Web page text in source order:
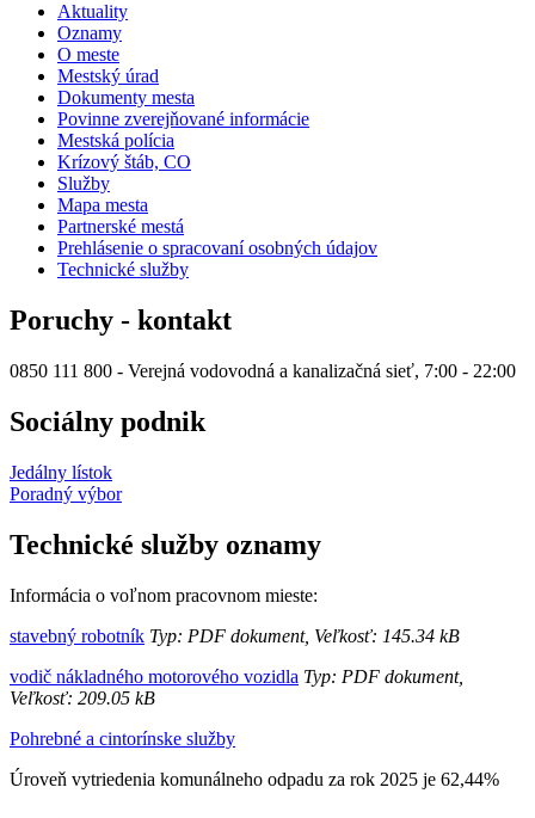
Aktuality
Oznamy
O meste
Mestský úrad
Dokumenty mesta
Povinne zverejňované informácie
Mestská polícia
Krízový štáb, CO
Služby
Mapa mesta
Partnerské mestá
Prehlásenie o spracovaní osobných údajov
Technické služby
Poruchy - kontakt
0850 111 800 - Verejná vodovodná a kanalizačná sieť, 7:00 - 22:00
Sociálny podnik
Jedálny lístok
Poradný výbor
Technické služby oznamy
Informácia o voľnom pracovnom mieste:
stavebný robotník Typ: PDF dokument, Veľkosť: 145.34 kB
vodič nákladného motorového vozidla Typ: PDF dokument,
Veľkosť: 209.05 kB
Pohrebné a cintorínske služby
Úroveň vytriedenia komunálneho odpadu za rok 2025 je 62,44%